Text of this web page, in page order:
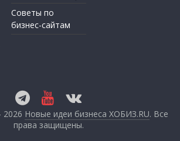
Советы по
бизнес-сайтам
2026 Новые идеи бизнеса ХОБИЗ.RU. Все
права защищены.